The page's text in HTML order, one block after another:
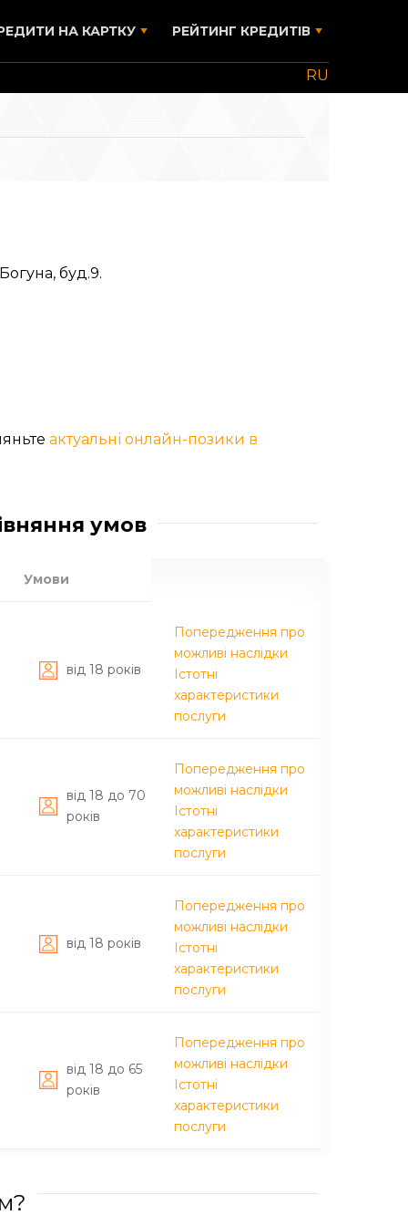
НА КАРТКУ РЕЙТИНГ КРЕДИТІВ
RU
буд.9.
актуальні онлайн-позики в
умов
Умови
вiд 18 рокiв
Попередження про
можливі наслідки
Істотні
характеристики
послуги
вiд 18 до 70
рокiв
Попередження про
можливі наслідки
Істотні
характеристики
послуги
вiд 18 рокiв
Попередження про
можливі наслідки
Істотні
характеристики
послуги
вiд 18 до 65
рокiв
Попередження про
можливі наслідки
Істотні
характеристики
послуги